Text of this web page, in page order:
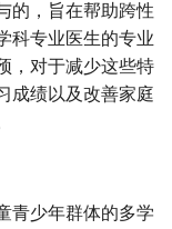
的，旨在帮助跨性
科专业医生的专业
，对于减少这些特
成绩以及改善家庭
青少年群体的多学